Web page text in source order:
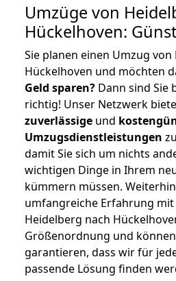
Umzüge von
Hückelhoven:
Sie planen einen Umzug
Hückelhoven und möchten
Geld sparen? Dann sind Sie
richtig! Unser Netzwerk
zuverlässige und
Umzugsdienstleistungen
damit Sie sich um nichts
wichtigen Dinge in Ihrem
kümmern müssen.
umfangreiche Erfahrung
Heidelberg nach
Größenordnung und
garantieren, dass wir für
passende Lösung finden